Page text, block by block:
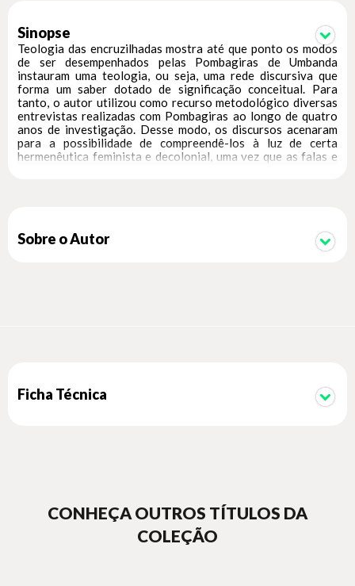
Sinopse
Teologia das encruzilhadas mostra até que ponto os modos
de ser desempenhados pelas Pombagiras de Umbanda
instauram uma teologia, ou seja, uma rede discursiva que
forma um saber dotado de significação conceitual. Para
tanto, o autor utilizou como recurso metodológico diversas
entrevistas realizadas com Pombagiras ao longo de quatro
anos de investigação. Desse modo, os discursos acenaram
para a possibilidade de compreendê-los à luz de certa
hermenêutica feminista e decolonial, uma vez que as falas e
identificam as Pombagiras de Umbanda
Sobre o Autor
Ficha Técnica
CONHEÇA OUTROS TÍTULOS DA
COLEÇÃO